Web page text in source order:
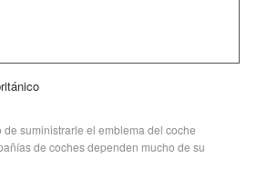
suministrarle el emblema del coche
de coches dependen mucho de su
duro para conseguir